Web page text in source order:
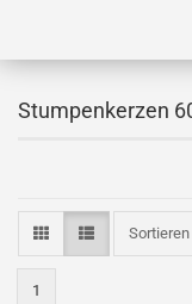
Stumpenkerzen
1